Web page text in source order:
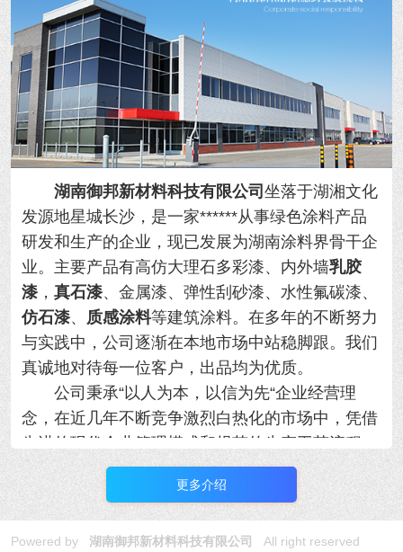
湖南御邦新材料科技有限公司 坐落于湖湘文化
发源地星城长沙，是一家******从事绿色涂料产品
研发和生产的企业，现已发展为湖南涂料界骨干企
业。主要产品有高仿大理石多彩漆、内外墙乳胶
漆 ， 真石漆、金属漆、弹性刮砂漆、水性氟碳漆、
仿石漆、 质感涂料等建筑涂料。在多年的不断努力
与实践中，公司逐渐在本地市场中站稳脚跟。我们
真诚地对待每一位客户，出品均为优质。
公司秉承“以人为本，以信为先“企业经营理
念，在近几年不断竞争激烈白热化的市场中，凭借
先进的现代企业管理模式和规范的生产工艺流程，
使产品从设计、研发、制造、销售和服务都形成了
完善的管理体系，并且严把质量关，对于原材料的
引进严格把关，不断引进先进设备，打造自身完善
的生产线，同时建立了自己的技术团队与施工团
更多介绍
Powered by 湖南御邦新材料科技有限公司 All right reserved